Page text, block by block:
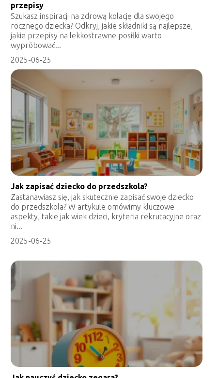
przepisy
Szukasz inspiracji na zdrową kolację dla swojego
rocznego dziecka? Odkryj, jakie składniki są najlepsze,
jakie przepisy na lekkostrawne posiłki warto
wypróbować...
2025-06-25
Jak zapisać dziecko do przedszkola?
Zastanawiasz się, jak skutecznie zapisać swoje dziecko
do przedszkola? W artykule omówimy kluczowe
aspekty, takie jak wiek dzieci, kryteria rekrutacyjne oraz
ni...
2025-06-25